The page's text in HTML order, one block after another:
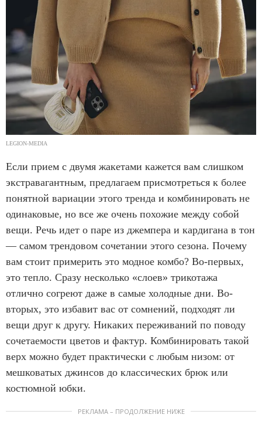
LEGION-MEDIA
Если прием с двумя жакетами кажется вам слишком
экстравагантным, предлагаем присмотреться к более
понятной вариации этого тренда и комбинировать не
одинаковые, но все же очень похожие между собой
вещи. Речь идет о паре из джемпера и кардигана в тон
— самом трендовом сочетании этого сезона. Почему
вам стоит примерить это модное комбо? Во-первых,
это тепло. Сразу несколько «слоев» трикотажа
отлично согреют даже в самые холодные дни. Во-
вторых, это избавит вас от сомнений, подходят ли
вещи друг к другу. Никаких переживаний по поводу
сочетаемости цветов и фактур. Комбинировать такой
верх можно будет практически с любым низом: от
мешковатых джинсов до классических брюк или
костюмной юбки.
РЕКЛАМА – ПРОДОЛЖЕНИЕ НИЖЕ